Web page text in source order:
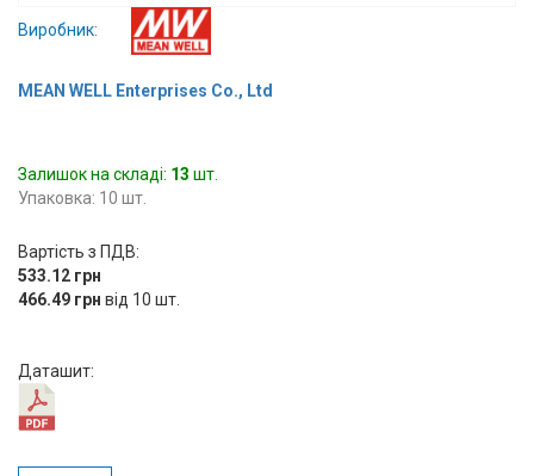
Вхід/
авторизація
Контакти
Доставка
Тех.
Виробник:
MEAN WELL Enterprises Co., Ltd
Залишок на складі: 13 шт.
Упаковка: 10 шт.
Вартість з ПДВ:
533.12 грн
466.49 грн від 10 шт.
Даташит: